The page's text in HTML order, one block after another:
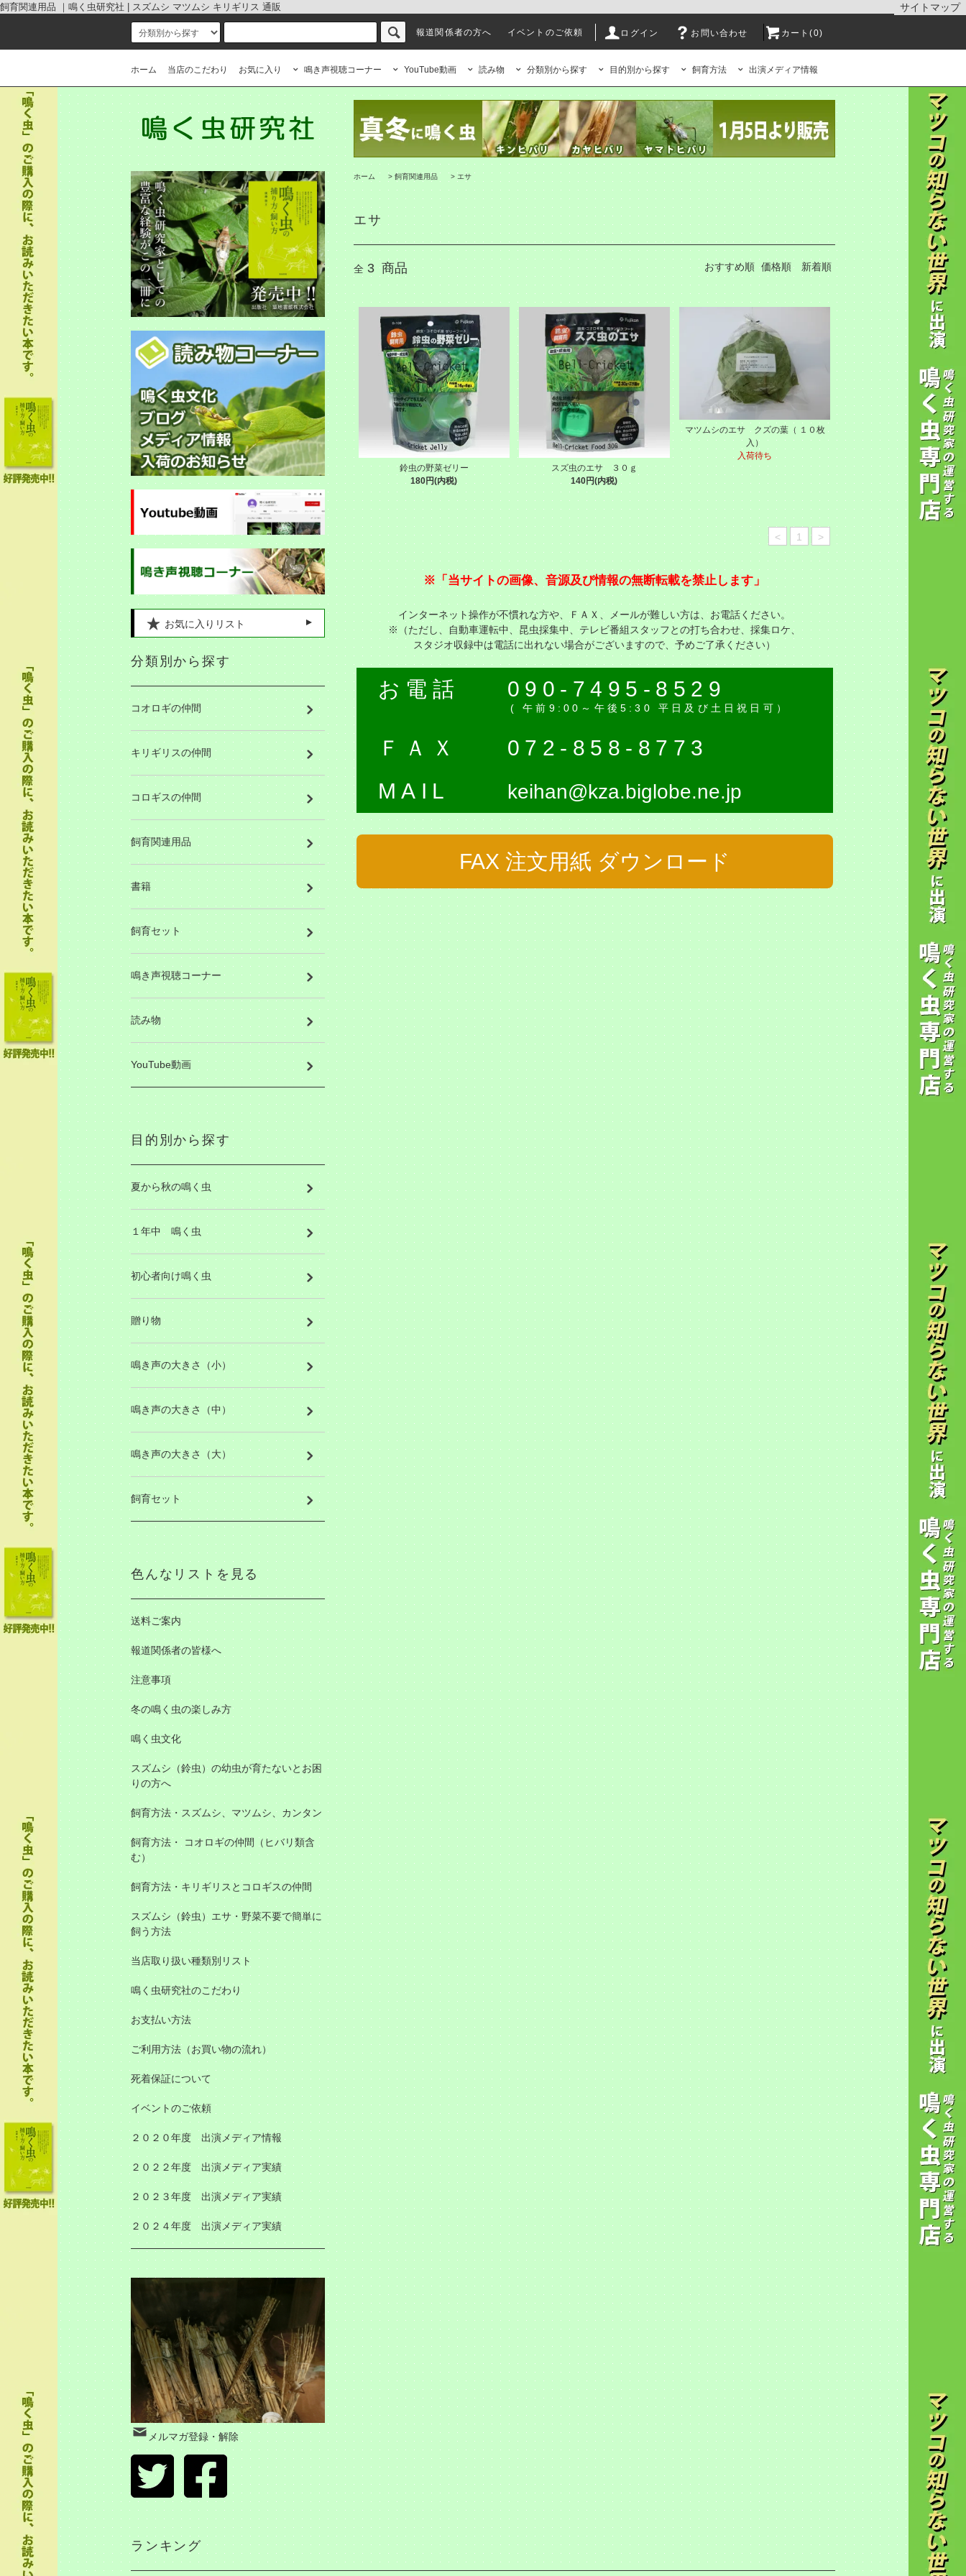
飼育関連用品 ｜鳴く虫研究社 | スズムシ マツムシ キリギリス 通販 サイトマップ
ログイン お問い合わせ カート(0)
報道関係者の方へ イベントのご依頼
ホーム 当店のこだわり お気に入り 鳴き声視聴コーナー YouTube動画 読み物 分類別から探す 目的別から探す 飼育方法 出演メディア情報
ホーム > 飼育関連用品 > エサ
エサ
全 3 商品 おすすめ順 価格順 新着順
鈴虫の野菜ゼリー
180円(内税)
スズ虫のエサ ３０ｇ
140円(内税)
マツムシのエサ クズの葉（ １０枚
入）
入荷待ち
< 1 >
※「当サイトの画像、音源及び情報の無断転載を禁止します」
インターネット操作が不慣れな方や、ＦＡＸ、メールが難しい方は、お電話ください。
※（ただし、自動車運転中、昆虫採集中、テレビ番組スタッフとの打ち合わせ、採集ロケ、
スタジオ収録中は電話に出れない場合がございますので、予めご了承ください）
お電話 090-7495-8529
( 午前9:00～午後5:30 平日及び土日祝日可）
ＦＡＸ
072-858-8773
MAIL
keihan@kza.biglobe.ne.jp
FAX 注文用紙 ダウンロード
お気に入りリスト
分類別から探す
コオロギの仲間
キリギリスの仲間
コロギスの仲間
飼育関連用品
書籍
飼育セット
鳴き声視聴コーナー
読み物
YouTube動画
目的別から探す
夏から秋の鳴く虫
１年中 鳴く虫
初心者向け鳴く虫
贈り物
鳴き声の大きさ（小）
鳴き声の大きさ（中）
鳴き声の大きさ（大）
飼育セット
色んなリストを見る
送料ご案内
報道関係者の皆様へ
注意事項
冬の鳴く虫の楽しみ方
鳴く虫文化
スズムシ（鈴虫）の幼虫が育たないとお困
りの方へ
飼育方法・スズムシ、マツムシ、カンタン
飼育方法・ コオロギの仲間（ヒバリ類含
む）
飼育方法・キリギリスとコロギスの仲間
スズムシ（鈴虫）エサ・野菜不要で簡単に
飼う方法
当店取り扱い種類別リスト
鳴く虫研究社のこだわり
お支払い方法
ご利用方法（お買い物の流れ）
死着保証について
イベントのご依頼
２０２０年度 出演メディア情報
２０２２年度 出演メディア実績
２０２３年度 出演メディア実績
２０２４年度 出演メディア実績
メルマガ登録・解除
ランキング